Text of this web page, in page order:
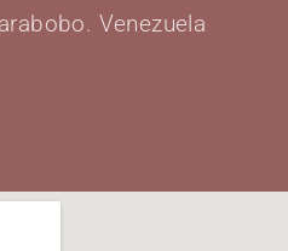
Venezuela